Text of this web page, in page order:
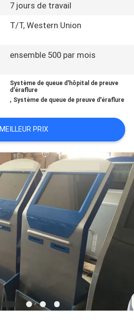
7 jours de travail
T/T, Western Union
ensemble 500 par mois
Système de queue d'hôpital de preuve
d'éraflure
, Système de queue de preuve d'éraflure
MEILLEUR PRIX